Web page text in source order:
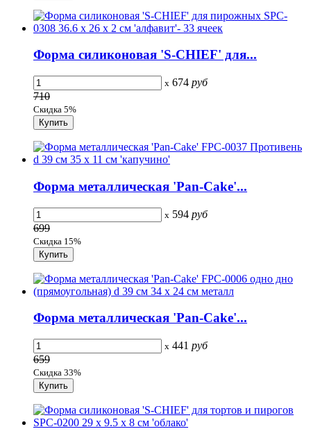
Форма силиконовая 'S-CHIEF' для...
x 674 руб
710
Скидка 5%
Форма металлическая 'Pan-Cake'...
x 594 руб
699
Скидка 15%
Форма металлическая 'Pan-Cake'...
x 441 руб
659
Скидка 33%